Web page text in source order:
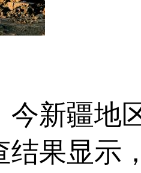
今新疆地
结果显示